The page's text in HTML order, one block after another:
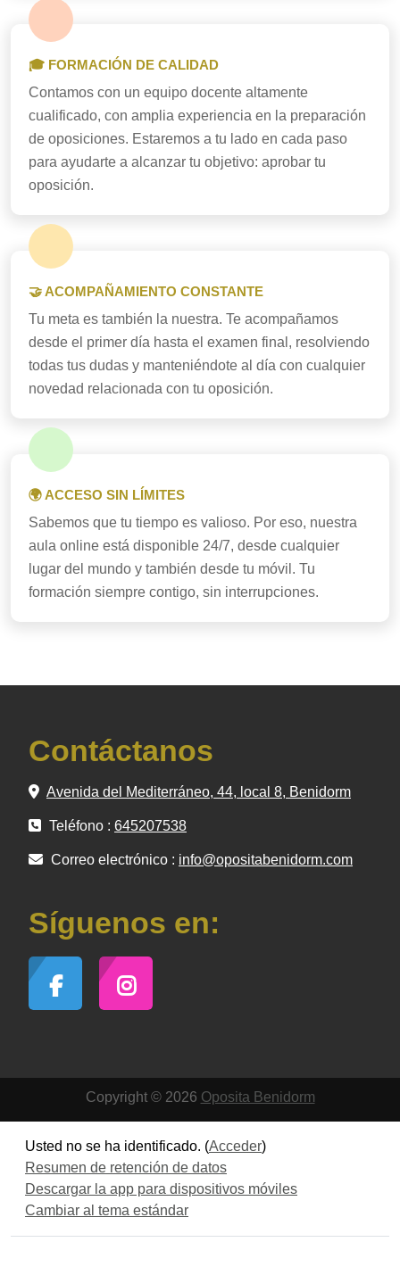
🎓 FORMACIÓN DE CALIDAD
Contamos con un equipo docente altamente
cualificado, con amplia experiencia en la preparación
de oposiciones. Estaremos a tu lado en cada paso
para ayudarte a alcanzar tu objetivo: aprobar tu
oposición.
🤝 ACOMPAÑAMIENTO CONSTANTE
Tu meta es también la nuestra. Te acompañamos
desde el primer día hasta el examen final, resolviendo
todas tus dudas y manteniéndote al día con cualquier
novedad relacionada con tu oposición.
🌍 ACCESO SIN LÍMITES
Sabemos que tu tiempo es valioso. Por eso, nuestra
aula online está disponible 24/7, desde cualquier
lugar del mundo y también desde tu móvil. Tu
formación siempre contigo, sin interrupciones.
Contáctanos
Avenida del Mediterráneo, 44, local 8, Benidorm
Teléfono : 645207538
Correo electrónico : info@opositabenidorm.com
Síguenos en:
Copyright © 2026 Oposita Benidorm
Usted no se ha identificado. (Acceder)
Resumen de retención de datos
Descargar la app para dispositivos móviles
Cambiar al tema estándar